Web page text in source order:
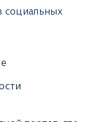
социальных